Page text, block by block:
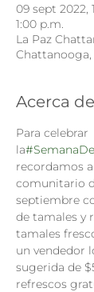
09 sept 2022,
1:00 p.m.
La Paz
Chattanooga,
Acerca
Para celebrar
la
recordamos
comunitario
septiembre
de tamales y
tamales
un vendedor
sugerida de
refrescos